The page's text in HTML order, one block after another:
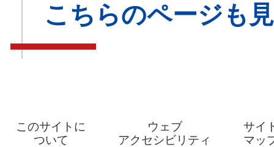
こちらのページも
このサイトに
ついて
ウェブ
アクセシビリティ
サイ
マッ